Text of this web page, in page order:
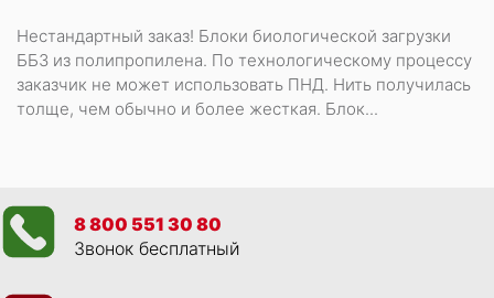
Нестандартный заказ! Блоки биологической загрузки
ББЗ из полипропилена. По технологическому процессу
заказчик не может использовать ПНД. Нить получилась
толще, чем обычно и более жесткая. Блок...
8 800 551 30 80
Звонок бесплатный